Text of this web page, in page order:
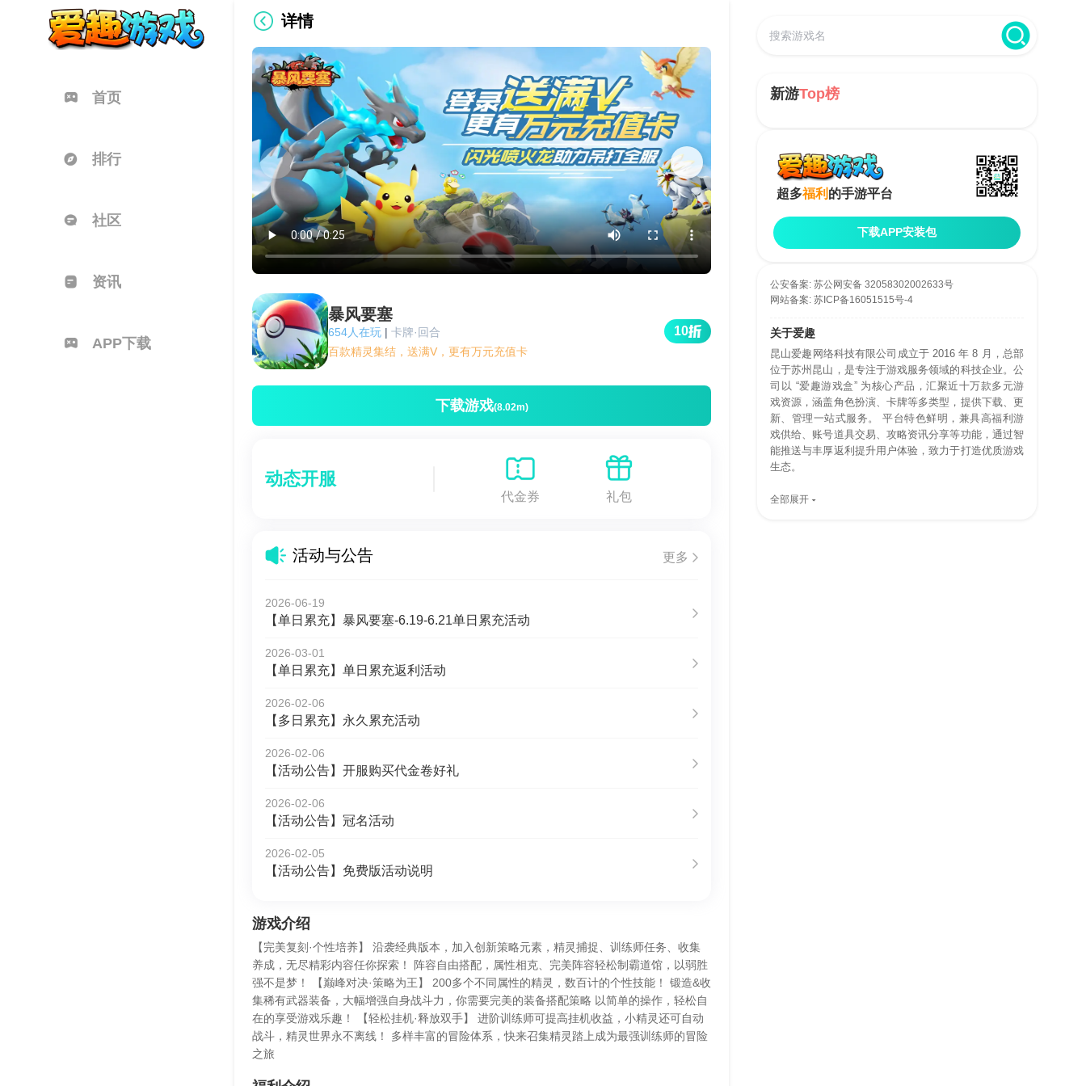
首页
排行
社区
资讯
APP下载
详情
暴风要塞
654人在玩 | 卡牌·回合
百款精灵集结，送满V，更有万元充值卡
10
下载游戏(8.02m)
动态开服
代金券 礼包
活动与公告 更多
2026-06-19
【单日累充】暴风要塞-6.19-6.21单日累充活动
2026-03-01
【单日累充】单日累充返利活动
2026-02-06
【多日累充】永久累充活动
2026-02-06
【活动公告】开服购买代金卷好礼
2026-02-06
【活动公告】冠名活动
2026-02-05
【活动公告】免费版活动说明
游戏介绍
【完美复刻·个性培养】 沿袭经典版本，加入创新策略元素，精灵捕捉、训练师任务、收集
养成，无尽精彩内容任你探索！ 阵容自由搭配，属性相克、完美阵容轻松制霸道馆，以弱胜
强不是梦！ 【巅峰对决·策略为王】 200多个不同属性的精灵，数百计的个性技能！ 锻造&收
集稀有武器装备，大幅增强自身战斗力，你需要完美的装备搭配策略 以简单的操作，轻松自
在的享受游戏乐趣！ 【轻松挂机·释放双手】 进阶训练师可提高挂机收益，小精灵还可自动
战斗，精灵世界永不离线！ 多样丰富的冒险体系，快来召集精灵踏上成为最强训练师的冒险
之旅
新游Top榜
超多福利 的手游平台
下载APP安装包
公安备案: 苏公网安备 32058302002633号
网站备案: 苏ICP备16051515号-4
关于爱趣
昆山爱趣网络科技有限公司成立于 2016 年 8 月，总部
位于苏州昆山，是专注于游戏服务领域的科技企业。公
司以 “爱趣游戏盒” 为核心产品，汇聚近十万款多元游
戏资源，涵盖角色扮演、卡牌等多类型，提供下载、更
新、管理一站式服务。 平台特色鲜明，兼具高福利游
戏供给、账号道具交易、攻略资讯分享等功能，通过智
能推送与丰厚返利提升用户体验，致力于打造优质游戏
生态。
全部展开